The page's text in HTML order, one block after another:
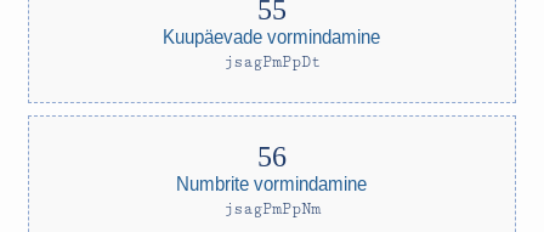
Kuupäevade vormindamine
jsagPmPpDt
Numbrite vormindamine
jsagPmPpNm